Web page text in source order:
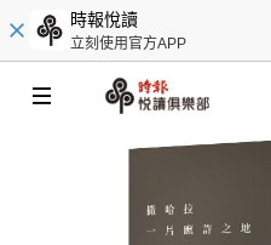
時報悅讀
立刻使用官方APP